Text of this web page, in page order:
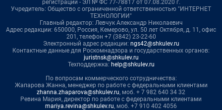
регистрации - ЭЛ № ФС 77-78817 от 07.08.2020 г.
Учредитель: Общество с ограниченной ответственностью "ИНТЕРНЕТ
ТЕХНОЛОГИИ"
Главный редактор: Левчук Александр Николаевич
Адрес редакции: 650000, Россия, Кемерово, ул. 50 лет Октября, д. 11, офис
201, телефон +7 (3842) 23-22-60
Электронный адрес редакции: ngs42@shkulev.ru
Контактные данные для Роскомнадзора и государственных органов:
juristnsk@shkulev.ru
Техподдержка: help@shkulev.ru
По вопросам коммерческого сотрудничества:
Жапарова Жанна, менеджер по работе с федеральными клиентами
zhanna.zhaparova@shkulev.ru, моб. + 7 982 640 34 32
Ревина Мария, директор по работе с федеральными клиентами
mariya.revina@shkulev.ru, моб. +7 910 402 4056